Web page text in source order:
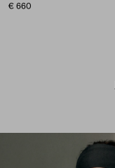
€ 660